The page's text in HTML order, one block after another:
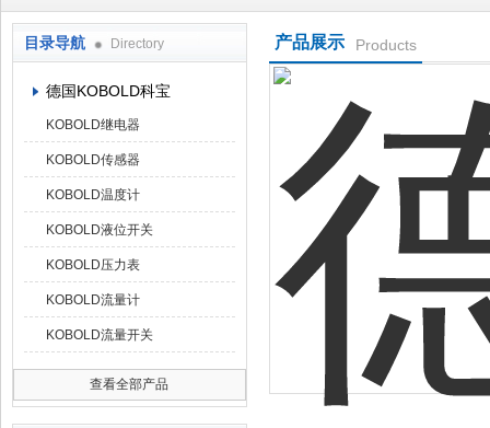
目录导航 Directory
德国KOBOLD科宝
KOBOLD继电器
KOBOLD传感器
KOBOLD温度计
KOBOLD液位开关
KOBOLD压力表
KOBOLD流量计
KOBOLD流量开关
查看全部产品
产品展示 Products